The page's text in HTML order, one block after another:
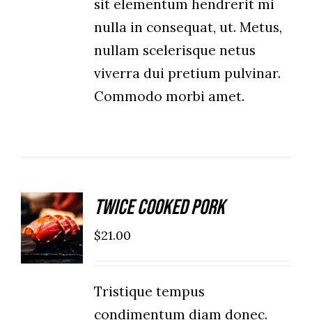
sit elementum hendrerit mi
nulla in consequat, ut. Metus,
nullam scelerisque netus
viverra dui pretium pulvinar.
Commodo morbi amet.
ADD TO
CART
/
DETAILS
Twice Cooked Pork
$21.00
Tristique tempus
condimentum diam donec.